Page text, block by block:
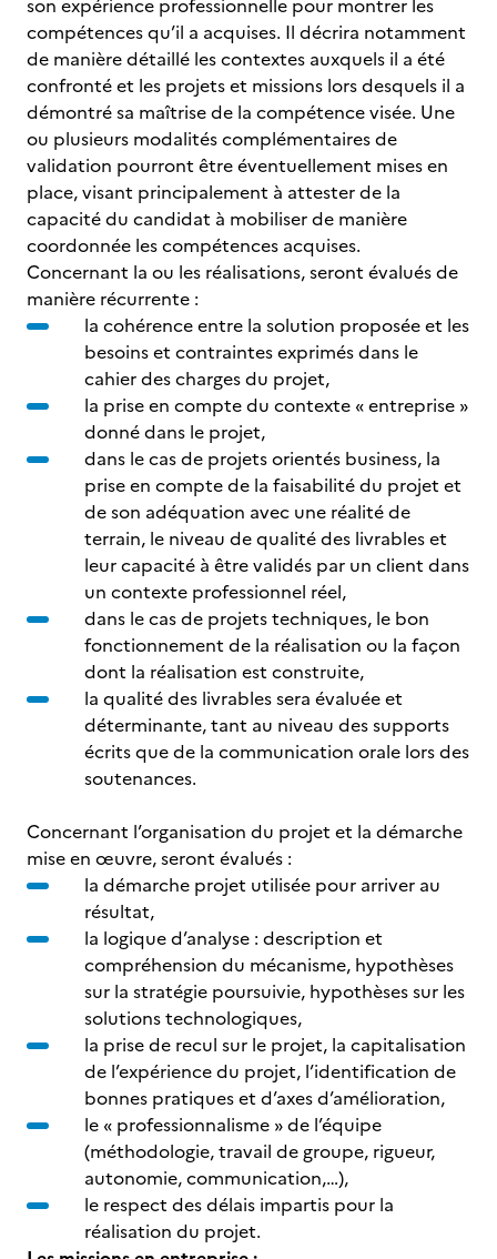
son expérience professionnelle pour montrer les
compétences qu’il a acquises. Il décrira notamment
de manière détaillé les contextes auxquels il a été
confronté et les projets et missions lors desquels il a
démontré sa maîtrise de la compétence visée. Une
ou plusieurs modalités complémentaires de
validation pourront être éventuellement mises en
place, visant principalement à attester de la
capacité du candidat à mobiliser de manière
coordonnée les compétences acquises.
Concernant la ou les réalisations, seront évalués de
manière récurrente :
la cohérence entre la solution proposée et les
besoins et contraintes exprimés dans le
cahier des charges du projet,
la prise en compte du contexte « entreprise »
donné dans le projet,
dans le cas de projets orientés business, la
prise en compte de la faisabilité du projet et
de son adéquation avec une réalité de
terrain, le niveau de qualité des livrables et
leur capacité à être validés par un client dans
un contexte professionnel réel,
dans le cas de projets techniques, le bon
fonctionnement de la réalisation ou la façon
dont la réalisation est construite,
la qualité des livrables sera évaluée et
déterminante, tant au niveau des supports
écrits que de la communication orale lors des
soutenances.
Concernant l’organisation du projet et la démarche
mise en œuvre, seront évalués :
la démarche projet utilisée pour arriver au
résultat,
la logique d’analyse : description et
compréhension du mécanisme, hypothèses
sur la stratégie poursuivie, hypothèses sur les
solutions technologiques,
la prise de recul sur le projet, la capitalisation
de l’expérience du projet, l’identification de
bonnes pratiques et d’axes d’amélioration,
le « professionnalisme » de l’équipe
(méthodologie, travail de groupe, rigueur,
autonomie, communication,…),
le respect des délais impartis pour la
réalisation du projet.